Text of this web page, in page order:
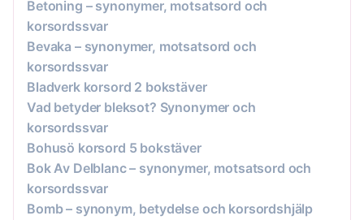
Betoning – synonymer, motsatsord och
korsordssvar
Bevaka – synonymer, motsatsord och
korsordssvar
Bladverk korsord 2 bokstäver
Vad betyder bleksot? Synonymer och
korsordssvar
Bohusö korsord 5 bokstäver
Bok Av Delblanc – synonymer, motsatsord och
korsordssvar
Bomb – synonym, betydelse och korsordshjälp